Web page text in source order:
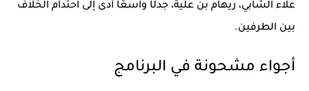
علاء الشابي، ريهام بن علية، جدلًا واسعًا أدى إلى احتدام الخلاف
بين الطرفين.
أجواء مشحونة في البرنامج